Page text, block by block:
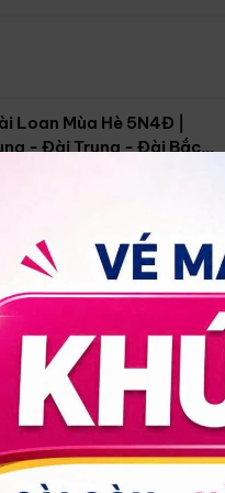
Loan Mùa Hè 5N4Đ |
- Đài Trung - Đài Bắc
18/09